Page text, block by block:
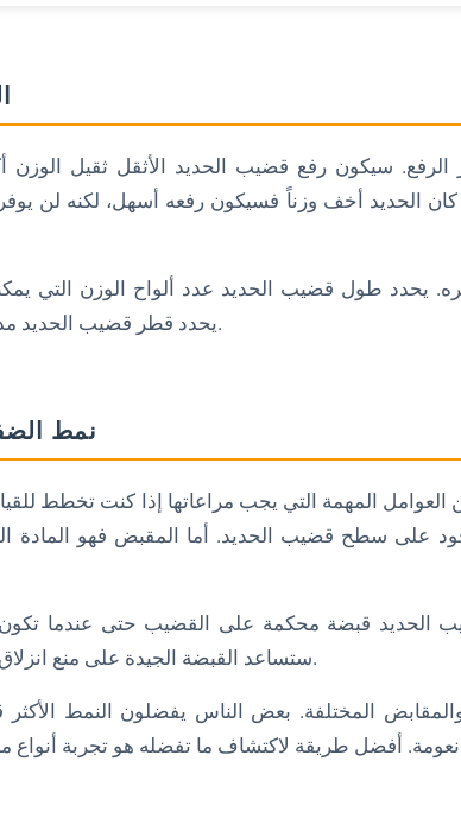
سيكون رفع قضيب الحديد الأثقل ثقيل الوزن
كان الحديد أخف وزناً فسيكون رفعه أسهل، لكنه لن
يحدد طول قضيب الحديد عدد ألواح الوزن التي
يحدد قطر قضيب الحديد مدى ملاءمته ليديك.
نمط
المهمة التي يجب مراعاتها إذا كنت تخطط
على سطح قضيب الحديد. أما المقبض فهو المادة
الحديد قبضة محكمة على القضيب حتى عندما تكون
ستساعد القبضة الجيدة على منع انزلاق الحديد من يديك.
المختلفة. بعض الناس يفضلون النمط الأكثر